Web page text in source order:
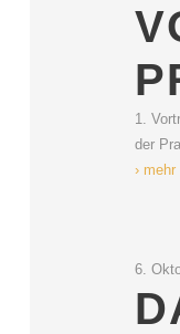
1.
der
›
6.